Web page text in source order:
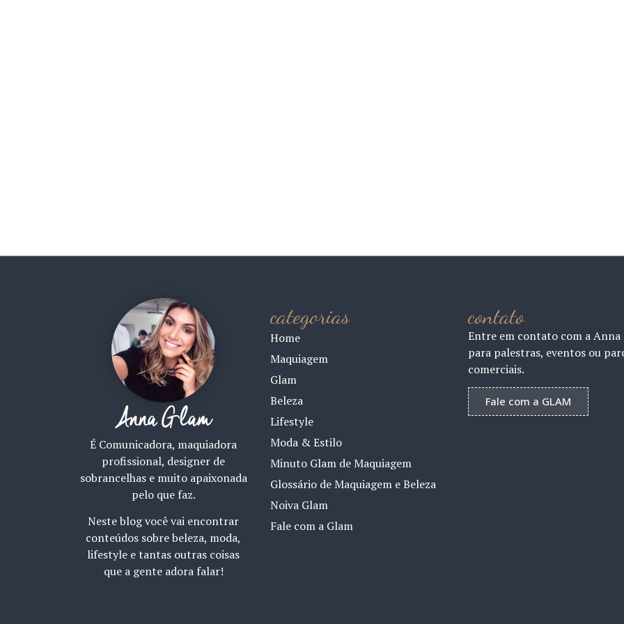
Anna Glam
É Comunicadora, maquiadora
profissional, designer de
sobrancelhas e muito apaixonada
pelo que faz.
Neste blog você vai encontrar
conteúdos sobre beleza, moda,
lifestyle e tantas outras coisas
que a gente adora falar!
categorias
Home
Maquiagem
Glam
Beleza
Lifestyle
Moda & Estilo
Minuto Glam de Maquiagem
Glossário de Maquiagem e Beleza
Noiva Glam
Fale com a Glam
contato
Entre em contato com a Anna
para palestras, eventos ou
comerciais.
Fale com a GLAM